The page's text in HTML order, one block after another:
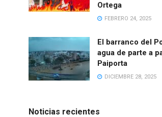
Ortega
FEBRERO 24, 2025
El barranco del
agua de parte a
Paiporta
DICIEMBRE 28, 2025
Noticias recientes